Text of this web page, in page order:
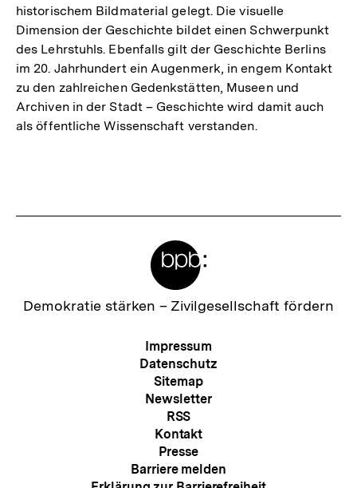
historischem Bildmaterial gelegt. Die visuelle
Dimension der Geschichte bildet einen Schwerpunkt
des Lehrstuhls. Ebenfalls gilt der Geschichte Berlins
im 20. Jahrhundert ein Augenmerk, in engem Kontakt
zu den zahlreichen Gedenkstätten, Museen und
Archiven in der Stadt – Geschichte wird damit auch
als öffentliche Wissenschaft verstanden.
Zur
Demokratie stärken – Zivilgesellschaft fördern
Meta-
Navigation
Impressum
Datenschutz
Sitemap
Newsletter
RSS
Kontakt
Presse
Barriere melden